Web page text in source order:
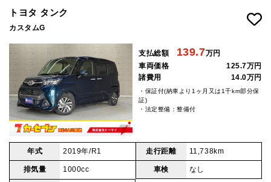
トヨタ タンク
カスタムG
支払総額 139.7万円
車両価格
125.7万円
諸費用
14.0万円
・保証付(納車より1ヶ月又は1千km部分保
証)
・法定整備：整備付
年式 2019年/R1 走行距離 11,738km
排気量 1000cc 車検 なし